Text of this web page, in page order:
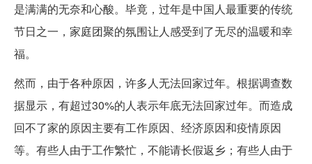
是满满的无奈和心酸。毕竟，过年是中国人最重要的传统
节日之一，家庭团聚的氛围让人感受到了无尽的温暖和幸
福。
然而，由于各种原因，许多人无法回家过年。根据调查数
据显示，有超过30%的人表示年底无法回家过年。而造成
回不了家的原因主要有工作原因、经济原因和疫情原因
等。有些人由于工作繁忙，不能请长假返乡；有些人由于